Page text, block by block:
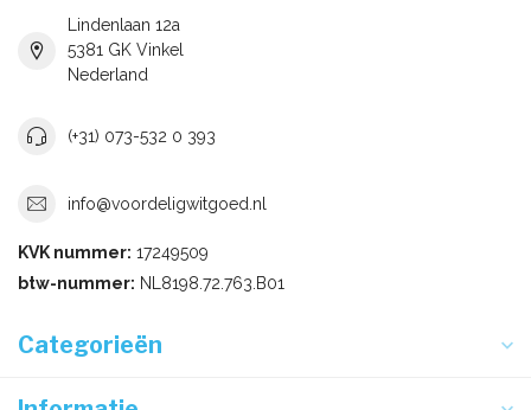
Lindenlaan 12a
5381 GK Vinkel
Nederland
(+31) 073-532 0 393
info@voordeligwitgoed.nl
KVK nummer: 17249509
btw-nummer: NL8198.72.763.B01
Categorieën